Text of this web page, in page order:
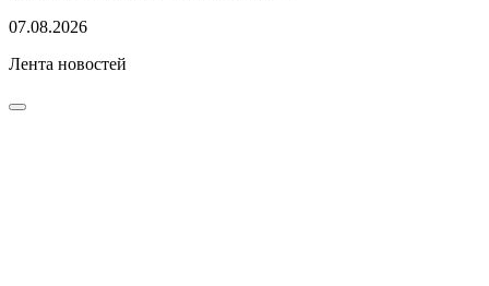
07.08.2026
Лента новостей